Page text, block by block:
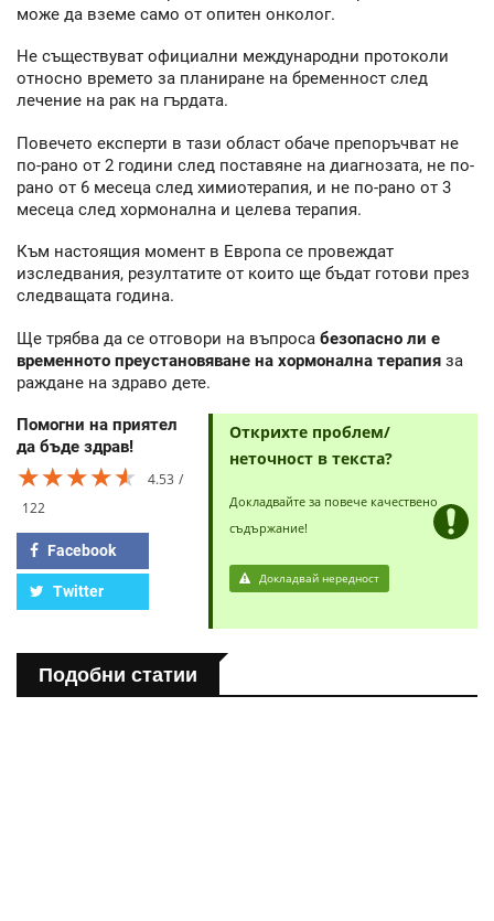
може да вземе само от опитен онколог.
Не съществуват официални международни протоколи
относно времето за планиране на бременност след
лечение на рак на гърдата.
Повечето експерти в тази област обаче препоръчват не
по-рано от 2 години след поставяне на диагнозата, не по-
рано от 6 месеца след химиотерапия, и не по-рано от 3
месеца след хормонална и целева терапия.
Към настоящия момент в Европа се провеждат
изследвания, резултатите от които ще бъдат готови през
следващата година.
Ще трябва да се отговори на въпроса безопасно ли е
временното преустановяване на хормонална терапия за
раждане на здраво дете.
Помогни на приятел
да бъде здрав!
★★★★★
★★★★★
★★★★★
4.53
122
Facebook
Twitter
Открихте проблем/
неточност в текста?
Докладвайте за повече качествено
съдържание!
Докладвай нередност
Подобни статии